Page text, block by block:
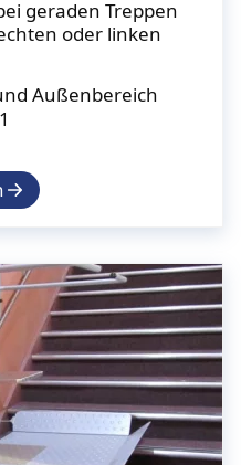
geraden Treppen
oder linken
Außenbereich